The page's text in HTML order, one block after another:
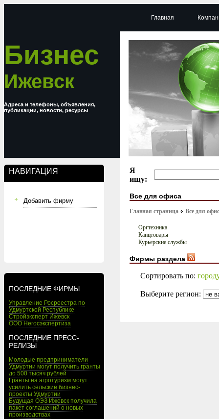
Бизнес
Ижевск
Адреса и телефоны, объявления,
публикации, новости, ресурсы
НАВИГАЦИЯ
Добавить фирму
ПОСЛЕДНИЕ ФИРМЫ
Управление Росреестра по
Удмуртской Республике
Стройэксперт Ижевск
ООО Негосэкспертиза
ПОСЛЕДНИЕ ПРЕСС-
РЕЛИЗЫ
Молодые предприниматели
Удмуртии могут получить гранты
до 500 тысяч рублей
Гранты на агротуризм могут
усилить сельские бизнес-
проекты Удмуртии
Будущая ОЭЗ Ижевск получила
пакет соглашений о новых
производствах
Главная
Я
ищу:
Все для офиса
Главная страница Все для
Оргтехника
Канцтовары
Курьерские службы
Фирмы раздела
Сортировать по:
Выберите регион: